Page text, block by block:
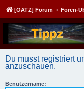
[OATZ] Forum Foren-
Du musst registriert
anzuschauen.
Benutzername: